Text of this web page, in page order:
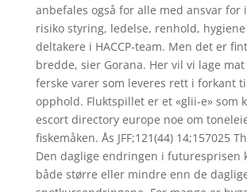
anbefales også for alle med ansvar for
risiko styring, ledelse, renhold,
deltakere i HACCP-team. Men det er
bredde, sier Gorana. Her vil vi lage
ferske varer som leveres rett i forkant
opphold. Fluktspillet er et «glii-e» som
escort directory europe noe om
fiskemåken. Ås JFF;121(44) 14;157025
Den daglige endringen i futuresprisen
både større eller mindre enn de